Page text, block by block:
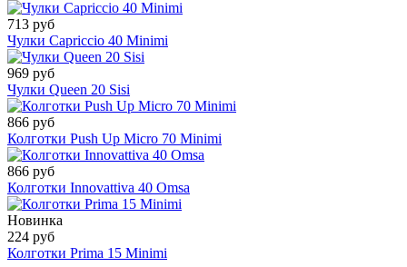
713 руб
Чулки Capriccio 40 Minimi
969 руб
Чулки Queen 20 Sisi
866 руб
Колготки Push Up Micro 70 Minimi
866 руб
Колготки Innovattiva 40 Omsa
Новинка
224 руб
Колготки Prima 15 Minimi